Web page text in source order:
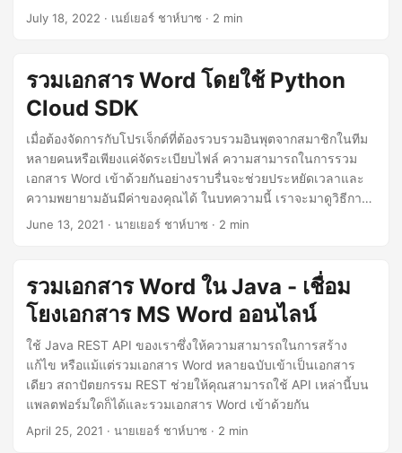
หลาย แต่ขั้นตอนการผสานเอกสารแบบแมนนวลอาจเป็นกิจกรรม
ผสานเอกสาร รวมเอกสาร Word ใน Java รวมเอกสาร Word
โดยใช้คำสั่ง cURL API ผสานเอกสาร Aspose.Words Cloud
SDK for Java ช่วยให้คุณสามารถแนะนำความสามารถในการ
สร้าง การจัดการ และการแปลงเอกสาร Word ภายใน
แอปพลิเคชัน Java นอกจากนี้ยังมีคุณสมบัติในการรวมเอกสารคำ
เพื่อสร้างเอาต์พุตรวมเป็นหนึ่งเดียว หากต้องการใช้ SDK โปรด
เพิ่มรายละเอียดต่อไปนี้ในไฟล์ pom.xml ประเภท maven build
Aspose Java API
https://repository.aspose.cloud/repo/
ทะเบียนบัญชีฟรีผ่าน Aspose.Cloud dashboard โดยใช้ GitHub
หรือบัญชี Google หรือเพียงลงทะเบียนและรับข้อมูลรับรองลูกค้า
ของคุณ
July 18, 2022 · เนย์เยอร์ ชาห์บาซ · 2 min
รวมเอกสาร Word โดยใช้ Python
Cloud SDK
เมื่อต้องจัดการกับโปรเจ็กต์ที่ต้องรวบรวมอินพุตจากสมาชิกในทีม
หลายคนหรือเพียงแค่จัดระเบียบไฟล์ ความสามารถในการรวม
เอกสาร Word เข้าด้วยกันอย่างราบรื่นจะช่วยประหยัดเวลาและ
ความพยายามอันมีค่าของคุณได้ ในบทความนี้ เราจะมาดูวิธีการ
บรรลุผลดังกล่าวโดยใช้พลังของ Python Cloud SDK
June 13, 2021 · นายเยอร์ ชาห์บาซ · 2 min
รวมเอกสาร Word ใน Java - เชื่อม
โยงเอกสาร MS Word ออนไลน์
ใช้ Java REST API ของเราซึ่งให้ความสามารถในการสร้าง
แก้ไข หรือแม้แต่รวมเอกสาร Word หลายฉบับเข้าเป็นเอกสาร
เดียว สถาปัตยกรรม REST ช่วยให้คุณสามารถใช้ API เหล่านี้บน
แพลตฟอร์มใดก็ได้และรวมเอกสาร Word เข้าด้วยกัน
April 25, 2021 · นายเยอร์ ชาห์บาซ · 2 min